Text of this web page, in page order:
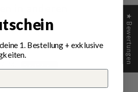
24/11/2025 ★ Bewertungen
1. Bestellung+ exklusive